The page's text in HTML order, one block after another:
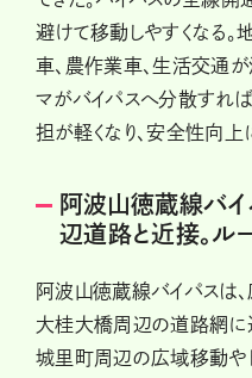
避けて移動しやすくなる
車、農作業車、生活交通
マがバイパスへ分散すれ
担が軽くなり、安全性向上
阿波山徳蔵線バイ
辺道路と近接。ル
阿波山徳蔵線バイパスは、
大桂大橋周辺の道路網に近
城里町周辺の広域移動や